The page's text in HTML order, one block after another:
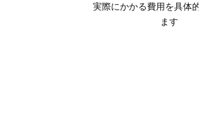
実際にかかる費用を具体
ます